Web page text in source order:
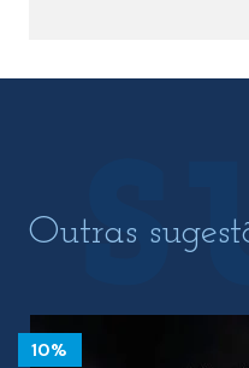
Outras
10%